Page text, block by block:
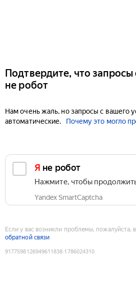
Подтвердите, что запросы
не робот
Нам очень жаль, но запросы с вашего
автоматические.
Почему это могло
Я не робот
Нажмите, чтобы
Yandex SmartCaptcha
Если у вас возникли проблемы, пожалуйста,
обратной связи
9177598126949611838:1786024310